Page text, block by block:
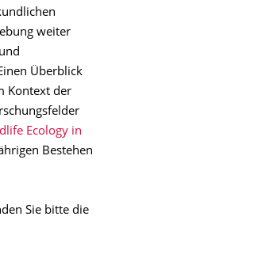
weiter
Überblick
Kontext der
Ecology in
Bestehen
Sie bitte die